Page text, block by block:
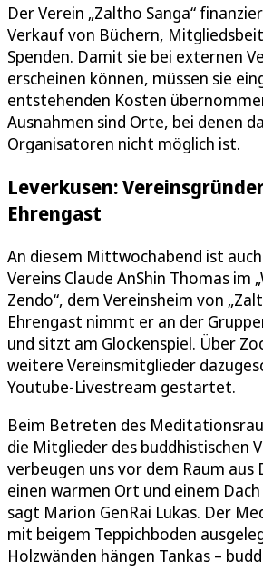
Der Verein „Zaltho Sanga“
Verkauf von Büchern,
Spenden. Damit sie bei externen
erscheinen können, müssen sie
entstehenden Kosten
Ausnahmen sind Orte, bei denen
Organisatoren nicht möglich ist.
Leverkusen:
Ehrengast
An diesem Mittwochabend ist
Vereins Claude AnShin Thomas im
Zendo“, dem Vereinsheim von
Ehrengast nimmt er an der
und sitzt am Glockenspiel. Über
weitere Vereinsmitglieder
Youtube-Livestream gestartet.
Beim Betreten des
die Mitglieder des buddhistischen
verbeugen uns vor dem Raum
einen warmen Ort und einem
sagt Marion GenRai Lukas. Der
mit beigem Teppichboden
Holzwänden hängen Tankas –